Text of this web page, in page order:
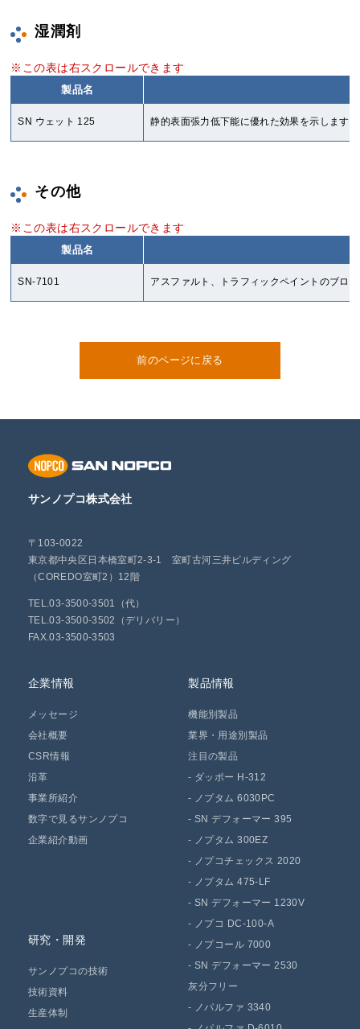
湿潤剤
製品名
SN ウェット 125 静的表面張力低下能に優れた効果を示します。
その他
製品名
SN-7101 アスファルト、トラフィックペイントのブロ
前のページに戻る
サンノプコ株式会社
〒103-0022
東京都中央区日本橋室町2-3-1 室町古河三井ビルディング
（COREDO室町2）12階
TEL.03-3500-3501（代）
TEL.03-3500-3502（デリバリー）
FAX.03-3500-3503
企業情報
メッセージ
会社概要
CSR情報
沿革
事業所紹介
数字で見るサンノプコ
企業紹介動画
製品情報
機能別製品
業界・用途別製品
注目の製品
- ダッポー H-312
- ノプタム 6030PC
-SN デフォーマー 395
- ノプタム 300EZ
- ノプコチェックス 2020
- ノプタム 475-LF
-SN デフォーマー 1230V
- ノプコ DC-100-A
- ノプコール 7000
-SN デフォーマー 2530
灰分フリー
- ノパルファ 3340
研究・開発
サンノプコの技術
技術資料
生産体制